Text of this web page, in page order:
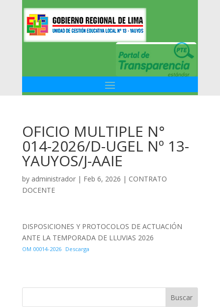
OFICIO MULTIPLE N°
014-2026/D-UGEL Nº 13-
YAUYOS/J-AAIE
by administrador| Feb 6, 2026 | CONTRATO
DOCENTE
DISPOSICIONES Y PROTOCOLOS DE ACTUACIÓN
ANTE LA TEMPORADA DE LLUVIAS 2026
OM 00014-2026 Descarga
Buscar